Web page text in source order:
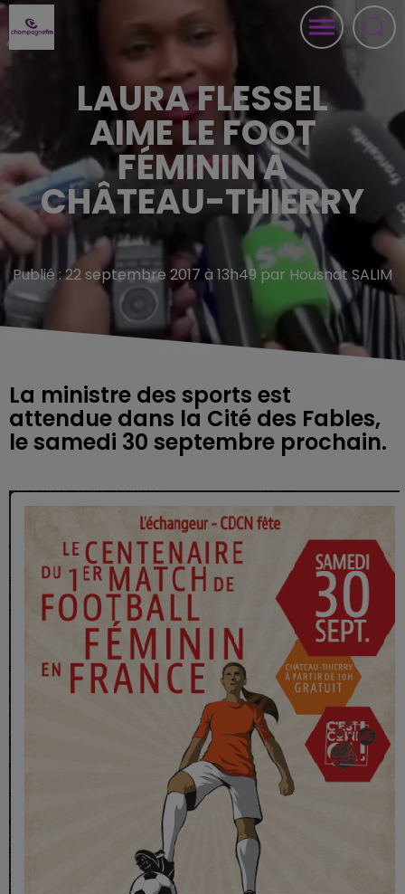
LAURA FLESSEL
AIME LE FOOT
FÉMININ À
CHÂTEAU-THIERRY
Publié : 22 septembre 2017 à 13h49 par Housnat SALIM
La ministre des sports est
attendue dans la Cité des Fables,
le samedi 30 septembre prochain.